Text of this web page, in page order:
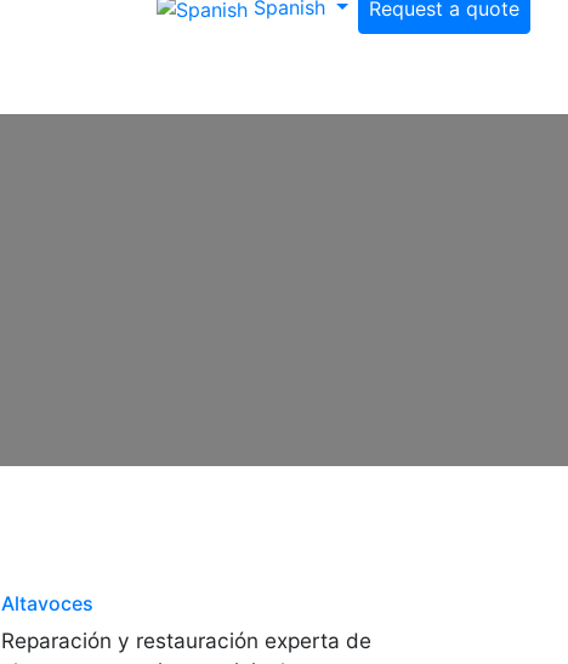
Spanish Request a quote
Altavoces
Reparación y restauración experta de